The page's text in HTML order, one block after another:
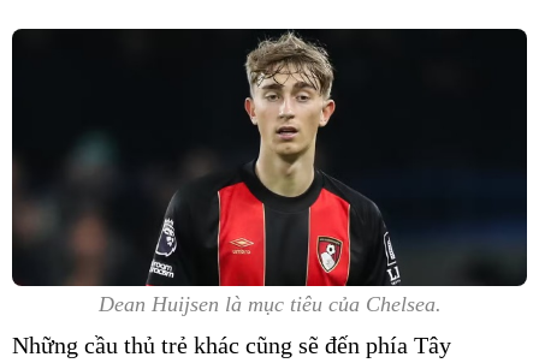
Dean Huijsen là mục tiêu của Chelsea.
Những cầu thủ trẻ khác cũng sẽ đến phía Tây